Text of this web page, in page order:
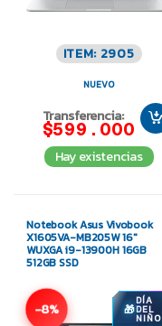
ITEM: 2905
NUEVO
Transferencia:
$599.000
Hay existencias
Notebook Asus Vivobook
X1605VA-MB205W 16″
WUXGA i9-13900H 16GB
512GB SSD
-8% DÍA
DEL
NIÑO